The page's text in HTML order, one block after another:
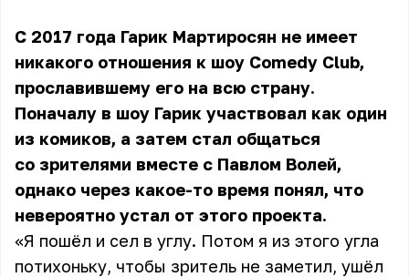
С 2017 года Гарик Мартиросян не имеет
никакого отношения к шоу Comedy Club,
прославившему его на всю страну.
Поначалу в шоу Гарик участвовал как один
из комиков, а затем стал общаться
со зрителями вместе с Павлом Волей,
однако через какое-то время понял, что
невероятно устал от этого проекта.
«Я пошёл и сел в углу. Потом я из этого угла
потихоньку, чтобы зритель не заметил, ушёл